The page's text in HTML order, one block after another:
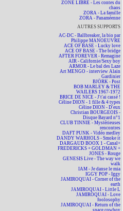
ZONE LIBRE - Les contes du
chaos
ZORA - La famille
ZORA - Panaméenne
AUTRES SUPPORTS
AC-DC - Ballbreaker, la bio par
Philippe MANOEUVRE
ACE OF BASE - Lucky love
ACE OF BASE - The bridge
AFTER FOREVER - Remagine
AIR - Californie/Sexy boy
ARMOR - Le bal des Laze
Art MENGO - interview Alain
Gardinier
BJÖRK - Post
BOB MARLEY & THE
WAILERS 1967-1972
BRICE DE NICE - J't'ai cassé !
Céline DION - 1 fille & 4 types
Céline DION - D'eux
Christian BOURGEOIS -
Disque Bayard n°1
CLUB TINNIE - Mystérieuses
rencontres
DAFT PUNK - Vidéo medley
DANDY WARHOLS - Smoke it
DARGAUD BOOX 1 - Canal+
FREDERICKS + GOLDMAN +
JONES - Rouge
GENESIS Live - The way we
walk
IAM - Je danse le mia
IGGY POP - Iggy
JAMIROQUAI - Corner of the
earth
JAMIROQUAI - Little L
JAMIROQUAI - Love
foolosophy
JAMIROQUAI - Return of the
space cowboy